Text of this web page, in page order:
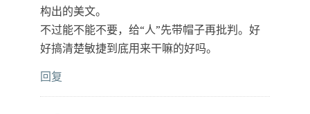
构出的美文。
不过能不能不要，给“人”先带帽子再批判。好
好搞清楚敏捷到底用来干嘛的好吗。
回复